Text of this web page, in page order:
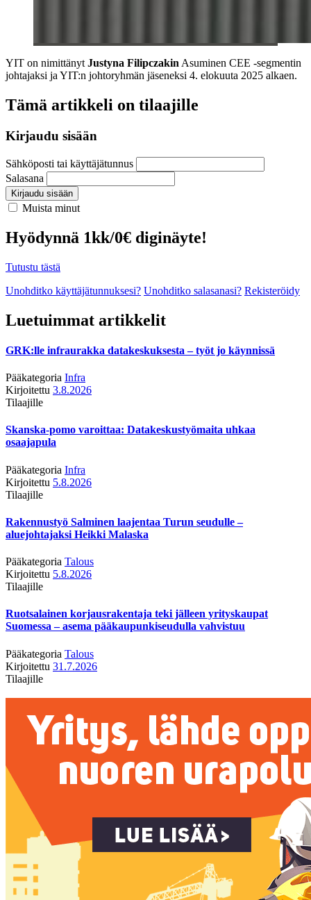
YIT on nimittänyt Justyna Filipczakin Asuminen CEE -segmentin
johtajaksi ja YIT:n johtoryhmän jäseneksi 4. elokuuta 2025 alkaen.
Tämä artikkeli on tilaajille
Kirjaudu sisään
Sähköposti tai käyttäjätunnus
Salasana
Kirjaudu sisään
Muista minut
Hyödynnä 1kk/0€ diginäyte!
Tutustu tästä
Unohditko käyttäjätunnuksesi? Unohditko salasanasi? Rekisteröidy
Luetuimmat artikkelit
GRK:lle infraurakka datakeskuksesta – työt jo käynnissä
Pääkategoria Infra
Kirjoitettu 3.8.2026
Tilaajille
Skanska-pomo varoittaa: Datakeskustyömaita uhkaa
osaajapula
Pääkategoria Infra
Kirjoitettu 5.8.2026
Tilaajille
Rakennustyö Salminen laajentaa Turun seudulle –
aluejohtajaksi Heikki Malaska
Pääkategoria Talous
Kirjoitettu 5.8.2026
Tilaajille
Ruotsalainen korjausrakentaja teki jälleen yrityskaupat
Suomessa – asema pääkaupunkiseudulla vahvistuu
Pääkategoria Talous
Kirjoitettu 31.7.2026
Tilaajille